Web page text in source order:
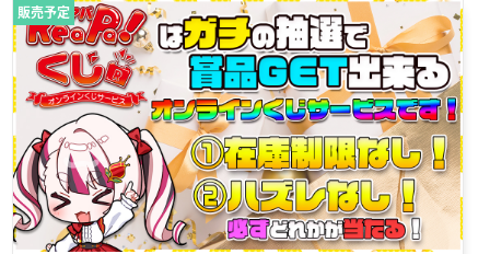
販売予定